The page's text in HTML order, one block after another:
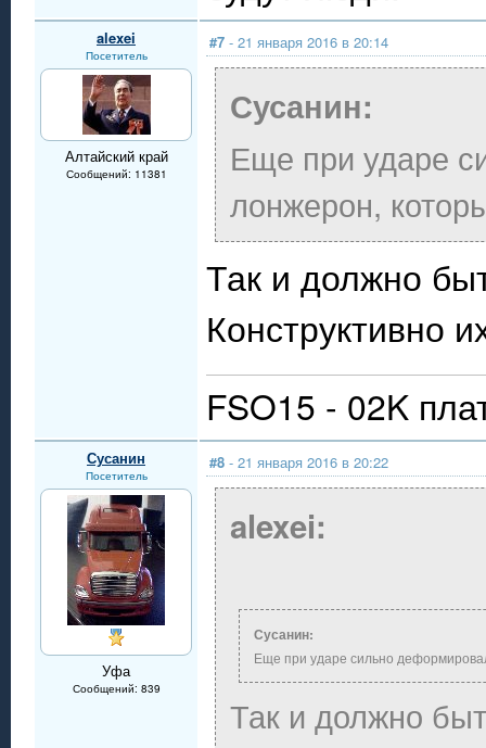
alexei
Посетитель
Алтайский край
Сообщений: 11381
#7 - 21 января 2016 в 20:14
Сусанин:
Еще при ударе
лонжерон,
Так и должно
Конструктивно
FSO15 - 02K
Сусанин
Посетитель
Уфа
Сообщений: 839
#8 - 21 января 2016 в 20:22
alexei:
Сусанин:
Еще при ударе сильно
Так и должно